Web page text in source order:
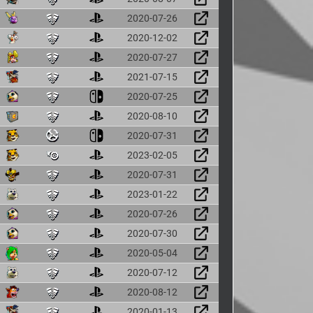
2020-07-26
2020-12-02
2020-07-27
2021-07-15
2020-07-25
2020-08-10
2020-07-31
2023-02-05
2020-07-31
2023-01-22
2020-07-26
2020-07-30
2020-05-04
2020-07-12
2020-08-12